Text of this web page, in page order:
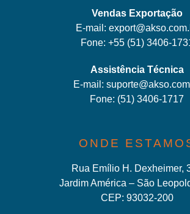
Vendas Exportação
E-mail:
Fone: +55 (51) 3406-
Assistência Técnica
E-mail:
Fone: (51) 3406-1717
ONDE
Rua Emílio H. Dexheimer,
Jardim América – São
CEP: 93032-200